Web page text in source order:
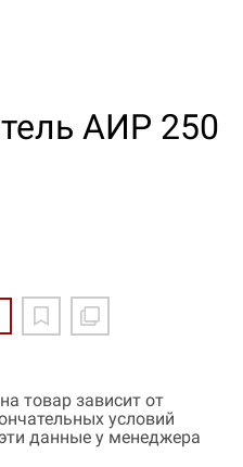
АИР 250
товар зависит от
условий
данные у менеджера